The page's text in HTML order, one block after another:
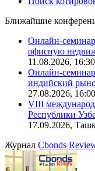
Поиск
Ближайшие
Онлайн-
офисную
11.08.2026,
Онлайн-
индийский
VIII
Республики
17.09.2026,